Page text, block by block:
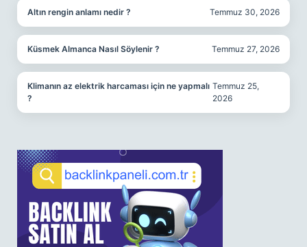
Altın rengin anlamı nedir ? Temmuz 30, 2026
Küsmek Almanca Nasıl Söylenir ? Temmuz 27, 2026
Klimanın az elektrik harcaması için ne yapmalı
?
Temmuz 25,
2026